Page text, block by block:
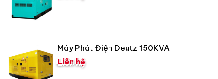
Máy Phát Điện Deutz 150KVA
Liên hệ